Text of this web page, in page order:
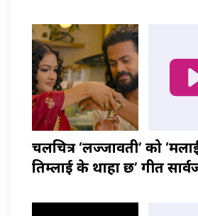
चलचित्र ‘लज्जावती’ को
तिम्लाई के थाहा छ’ गीत